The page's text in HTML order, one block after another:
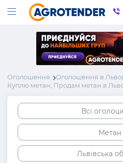
Оголошення
Оголошення в
Куплю метан, Продам метан в
Всі
Метан
Львівська